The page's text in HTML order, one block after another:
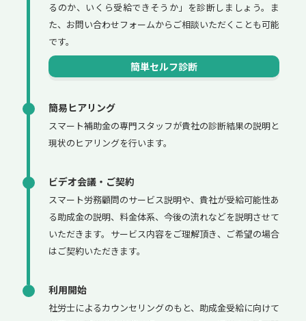
るのか、いくら受給できそうか」を診断しましょう。ま
た、お問い合わせフォームからご相談いただくことも可能
です。
簡単セルフ診断
簡易ヒアリング
スマート補助金の専門スタッフが貴社の診断結果の説明と
現状のヒアリングを行います。
ビデオ会議・ご契約
スマート労務顧問のサービス説明や、貴社が受給可能性あ
る助成金の説明、料金体系、今後の流れなどを説明させて
いただきます。サービス内容をご理解頂き、ご希望の場合
はご契約いただきます。
利用開始
社労士によるカウンセリングのもと、助成金受給に向けて